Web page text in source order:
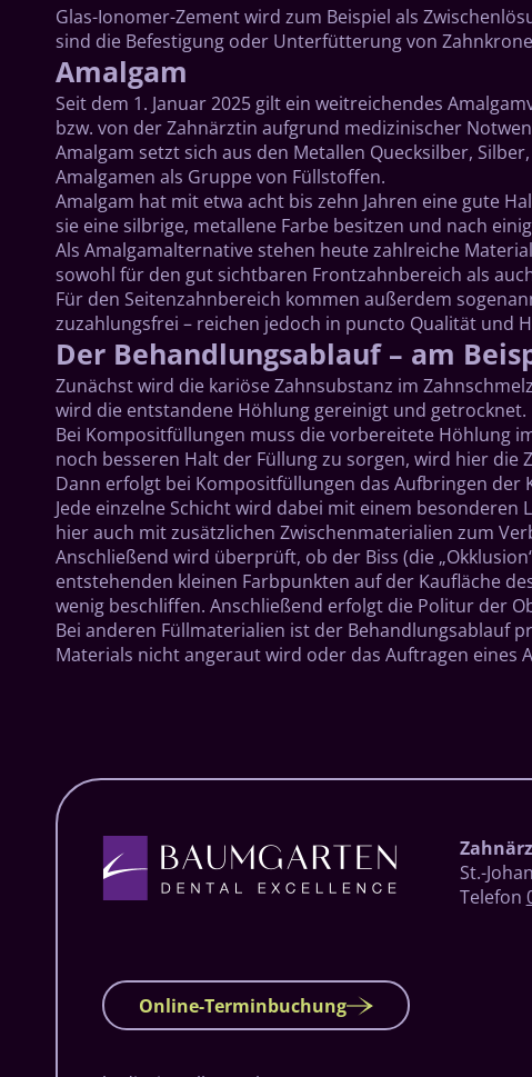
Glas-Ionomer-Zement wird zum Beispiel als
sind die Befestigung oder Unterfütterung von
Amalgam
Seit dem 1. Januar 2025 gilt ein weitreichendes
bzw. von der Zahnärztin aufgrund medizinischer
Amalgam setzt sich aus den Metallen Quecksilber,
Amalgamen als Gruppe von Füllstoffen.
Amalgam hat mit etwa acht bis zehn Jahren eine gute
sie eine silbrige, metallene Farbe besitzen und nach
Als Amalgamalternative stehen heute zahlreiche
sowohl für den gut sichtbaren Frontzahnbereich als
Für den Seitenzahnbereich kommen außerdem
zuzahlungsfrei – reichen jedoch in puncto Qualität und
Der Behandlungsablauf – am
Zunächst wird die kariöse Zahnsubstanz im
wird die entstandene Höhlung gereinigt und getrocknet.
Bei Kompositfüllungen muss die vorbereitete Höhlung
noch besseren Halt der Füllung zu sorgen, wird hier
Dann erfolgt bei Kompositfüllungen das Aufbringen der
Jede einzelne Schicht wird dabei mit einem
hier auch mit zusätzlichen Zwischenmaterialien zum
Anschließend wird überprüft, ob der Biss (die
entstehenden kleinen Farbpunkten auf der Kaufläche
wenig beschliffen. Anschließend erfolgt die Politur der
Bei anderen Füllmaterialien ist der Behandlungsablauf
Materials nicht angeraut wird oder das Auftragen eines
St.-
Telefon
Online-Terminbuchung